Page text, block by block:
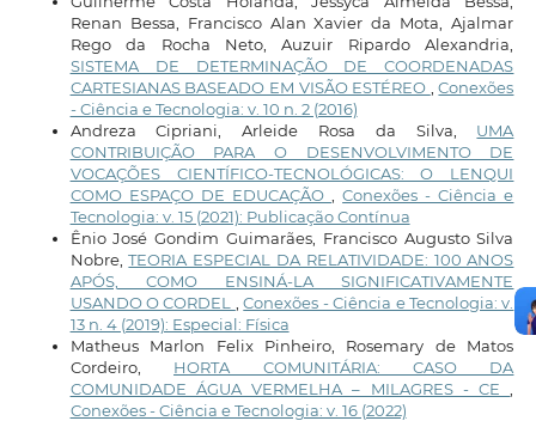
Renan Bessa, Francisco Alan Xavier da Mota, Ajalmar
Rego da Rocha Neto, Auzuir Ripardo Alexandria,
SISTEMA DE DETERMINAÇÃO DE COORDENADAS
CARTESIANAS BASEADO EM VISÃO ESTÉREO
,Conexões
- Ciência e Tecnologia: v. 10 n. 2 (2016)
Andreza Cipriani, Arleide Rosa da Silva, UMA
CONTRIBUIÇÃO PARA O DESENVOLVIMENTO DE
VOCAÇÕES CIENTÍFICO-TECNOLÓGICAS: O LENQUI
COMO ESPAÇO DE EDUCAÇÃO
,Conexões - Ciência e
Tecnologia: v. 15 (2021): Publicação Contínua
Ênio José Gondim Guimarães, Francisco Augusto Silva
Nobre,TEORIA ESPECIAL DA RELATIVIDADE: 100 ANOS
APÓS, COMO ENSINÁ-LA SIGNIFICATIVAMENTE
USANDO O CORDEL
,Conexões - Ciência e Tecnologia: v.
13 n. 4 (2019): Especial: Física
Matheus Marlon Felix Pinheiro, Rosemary de Matos
Cordeiro, HORTA COMUNITÁRIA: CASO DA
COMUNIDADE ÁGUA VERMELHA – MILAGRES - CE
Conexões - Ciência e Tecnologia: v. 16 (2022)